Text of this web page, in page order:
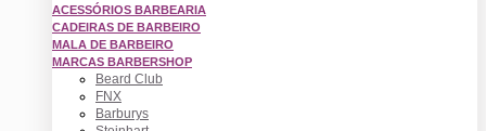
ACESSÓRIOS BARBEARIA
CADEIRAS DE BARBEIRO
MALA DE BARBEIRO
MARCAS BARBERSHOP
Beard Club
FNX
Barburys